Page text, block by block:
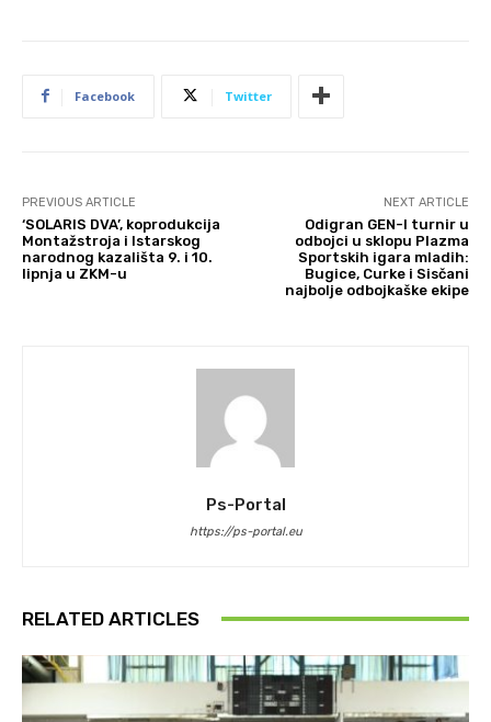
Facebook Twitter
PREVIOUS ARTICLE
‘SOLARIS DVA’, koprodukcija
Montažstroja i Istarskog
narodnog kazališta 9. i 10.
lipnja u ZKM-u
NEXT ARTICLE
Odigran GEN-I turnir u
odbojci u sklopu Plazma
Sportskih igara mladih:
Bugice, Curke i Sisčani
najbolje odbojkaške ekipe
Ps-Portal
https://ps-portal.eu
RELATED ARTICLES